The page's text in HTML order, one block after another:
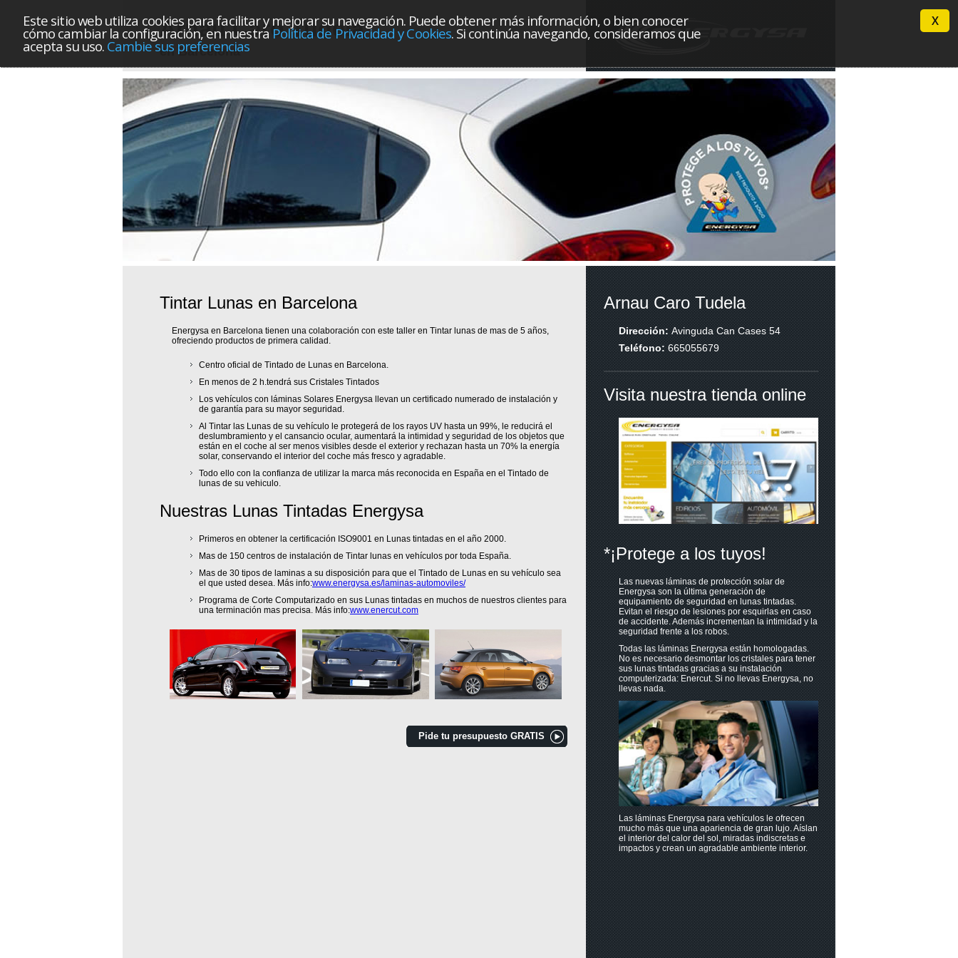
Este sitio web utiliza cookies para facilitar y mejorar su navegación. Puede obtener más información, o bien conocer
cómo cambiar la configuración, en nuestra Política de Privacidad y Cookies. Si continúa navegando, consideramos que
acepta su uso. Cambie sus preferencias
X
Arnau Caro Tudela
en Barcelona
Tintar Lunas en Barcelona
Energysa en Barcelona tienen una colaboración con este taller en Tintar lunas de mas de 5 años,
ofreciendo productos de primera calidad.
Centro oficial de Tintado de Lunas en Barcelona.
En menos de 2 h.tendrá sus Cristales Tintados
Los vehículos con láminas Solares Energysa llevan un certificado numerado de instalación y
de garantía para su mayor seguridad.
Al Tintar las Lunas de su vehículo le protegerá de los rayos UV hasta un 99%, le reducirá el
deslumbramiento y el cansancio ocular, aumentará la intimidad y seguridad de los objetos que
están en el coche al ser menos visibles desde el exterior y rechazan hasta un 70% la energía
solar, conservando el interior del coche más fresco y agradable.
Todo ello con la confianza de utilizar la marca más reconocida en España en el Tintado de
lunas de su vehiculo.
Nuestras Lunas Tintadas Energysa
Primeros en obtener la certificación ISO9001 en Lunas tintadas en el año 2000.
Mas de 150 centros de instalación de Tintar lunas en vehículos por toda España.
Mas de 30 tipos de laminas a su disposición para que el Tintado de Lunas en su vehículo sea
el que usted desea. Más info:www.energysa.es/laminas-automoviles/
Programa de Corte Computarizado en sus Lunas tintadas en muchos de nuestros clientes para
una terminación mas precisa. Más info:www.enercut.com
Pide tu presupuesto GRATIS
Arnau Caro Tudela
Dirección:Avinguda Can Cases 54
Teléfono:665055679
Visita nuestra tienda online
*¡Protege a los tuyos!
Las nuevas láminas de protección solar de
Energysa son la última generación de
equipamiento de seguridad en lunas tintadas.
Evitan el riesgo de lesiones por esquirlas en caso
de accidente. Además incrementan la intimidad y la
seguridad frente a los robos.
Todas las láminas Energysa están homologadas.
No es necesario desmontar los cristales para tener
sus lunas tintadas gracias a su instalación
computerizada: Enercut. Si no llevas Energysa, no
llevas nada.
Las láminas Energysa para vehículos le ofrecen
mucho más que una apariencia de gran lujo. Aíslan
el interior del calor del sol, miradas indiscretas e
impactos y crean un agradable ambiente interior.